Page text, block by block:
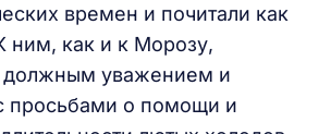
времен и почитали как
ним, как и к Морозу,
должным уважением и
просьбами о помощи и